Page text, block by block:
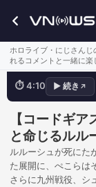
ホロライブ・にじさん
れるコメントと一緒に楽
死にた
死に
⏱4:10 ▶ 続き ↗
【コードギ
と命じるルル
ルルーシュが死にた
た展開に、ぺこらは
さらに九州戦役、シ